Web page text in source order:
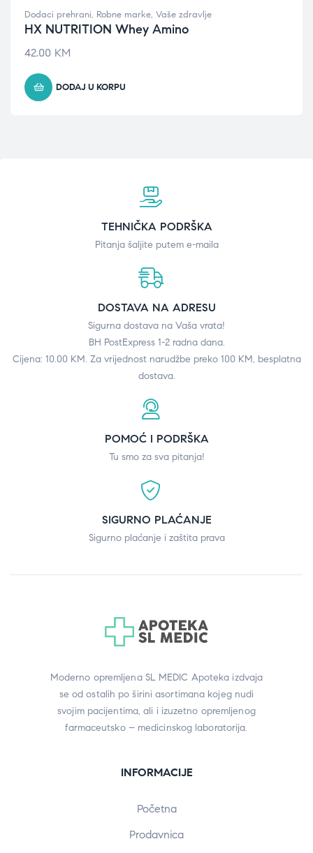
Dodaci prehrani, Robne marke, Vaše zdravlje
HX NUTRITION Whey Amino
42.00 KM
DODAJ U KORPU
TEHNIČKA PODRŠKA
Pitanja šaljite putem e-maila
DOSTAVA NA ADRESU
Sigurna dostava na Vaša vrata!
BH PostExpress 1-2 radna dana.
Cijena: 10.00 KM. Za vrijednost narudžbe preko 100 KM, besplatna
dostava.
POMOĆ I PODRŠKA
Tu smo za sva pitanja!
SIGURNO PLAĆANJE
Sigurno plaćanje i zaštita prava
Moderno opremljena SL MEDIC Apoteka izdvaja
se od ostalih po širini asortimana kojeg nudi
svojim pacijentima, ali i izuzetno opremljenog
farmaceutsko – medicinskog laboratorija.
INFORMACIJE
Početna
Prodavnica